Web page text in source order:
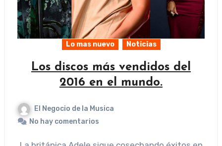
Lo mas nuevo Noticias
Los discos más vendidos del
2016 en el mundo.
El Negocio de la Musica
No hay comentarios